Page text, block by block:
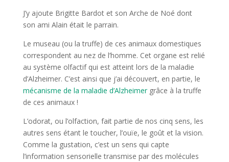
J’y ajoute Brigitte Bardot et son Arche de Noé dont
son ami Alain était le parrain.
Le museau (ou la truffe) de ces animaux domestiques
correspondent au nez de l’homme. Cet organe est relié
au système olfactif qui est atteint lors de la maladie
d’Alzheimer. C’est ainsi que j’ai découvert, en partie, le
mécanisme de la maladie d’Alzheimergrâce à la truffe
de ces animaux !
L’odorat, ou l’olfaction, fait partie de nos cinq sens, les
autres sens étant le toucher, l’ouïe, le goût et la vision.
Comme la gustation, c’est un sens qui capte
l’information sensorielle transmise par des molécules